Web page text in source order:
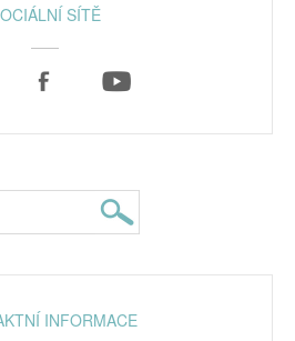
SÍTĚ
INFORMACE